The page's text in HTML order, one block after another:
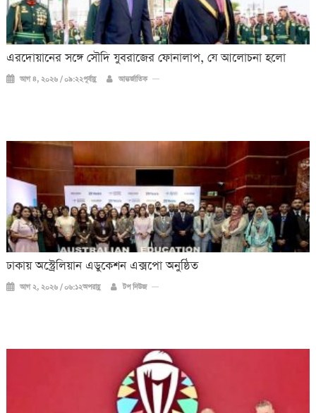
এরদোয়ানের সঙ্গে সৌদি যুবরাজের ফোনালাপ, যে আলোচনা হলো
আগ ৪, ২০২৬ / ০৯:২২পূর্বাহ্ণ আন্তর্জাতিক
ঢাকায় অস্ট্রেলিয়ান এডুকেশন এক্সপো অনুষ্ঠিত
আগ ২, ২০২৬ / ০৬:১২অপরাহ্ণ টপ নিউজ